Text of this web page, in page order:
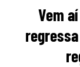
Vem